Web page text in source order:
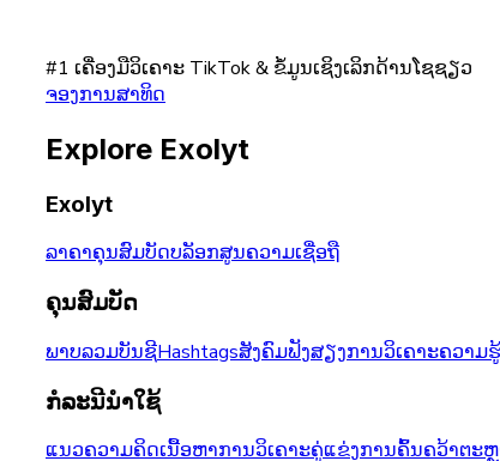
#1 ເຄື່ອງມືວິເຄາະ TikTok & ຂໍ້ມູນເຊິງເລິກດ້ານໂຊຊຽວ
ຈອງການສາທິດ
Explore Exolyt
Exolyt
ລາຄາຄຸນສົມບັດບລັອກສູນຄວາມເຊື່ອຖື
ຄຸນສົມບັດ
ພາບລວມບັນຊີHashtagsສັງຄົມຟັງສຽງການວິເຄາະຄວາມ
ກໍລະນີນຳໃຊ້
ແນວຄວາມຄິດເນື້ອຫາການວິເຄາະຄູ່ແຂ່ງການຄົ້ນຄວ້າຕະ